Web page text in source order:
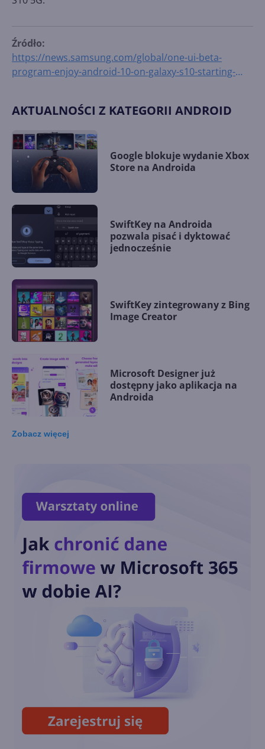
Źródło:
https://news.samsung.com/global/one-ui-beta-
program-enjoy-android-10-on-galaxy-s10-starting-
AKTUALNOŚCI Z KATEGORII ANDROID
Google blokuje wydanie Xbox
Store na Androida
SwiftKey na Androida
pozwala pisać i dyktować
jednocześnie
SwiftKey zintegrowany z Bing
Image Creator
Microsoft Designer już
dostępny jako aplikacja na
Androida
Podpisywanie PDF-ów w
aplikacji Microsoft 365 na
Androida i iOS
SwiftKey na Androida z
przycisku Bing
Nowy Bing dostępny w
SwiftKey Beta
Zobacz więcej